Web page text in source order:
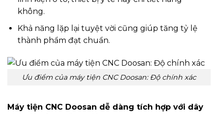
không.
Khả năng lặp lại tuyệt vời cũng giúp tăng tỷ lệ
thành phẩm đạt chuẩn.
Ưu điểm của máy tiện CNC Doosan: Độ chính xác
Máy tiện CNC Doosan dễ dàng tích hợp với dây